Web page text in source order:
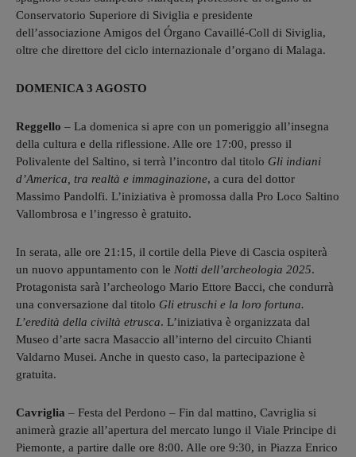
Conservatorio Superiore di Siviglia e presidente
dell’associazione Amigos del Órgano Cavaillé-Coll di Siviglia,
oltre che direttore del ciclo internazionale d’organo di Malaga.
DOMENICA 3 AGOSTO
Reggello – La domenica si apre con un pomeriggio all’insegna
della cultura e della riflessione. Alle ore 17:00, presso il
Polivalente del Saltino, si terrà l’incontro dal titolo Gli indiani
d’America, tra realtà e immaginazione, a cura del dottor
Massimo Pandolfi. L’iniziativa è promossa dalla Pro Loco Saltino
Vallombrosa e l’ingresso è gratuito.
In serata, alle ore 21:15, il cortile della Pieve di Cascia ospiterà
un nuovo appuntamento con le Notti dell’archeologia 2025.
Protagonista sarà l’archeologo Mario Ettore Bacci, che condurrà
una conversazione dal titolo Gli etruschi e la loro fortuna.
L’eredità della civiltà etrusca. L’iniziativa è organizzata dal
Museo d’arte sacra Masaccio all’interno del circuito Chianti
Valdarno Musei. Anche in questo caso, la partecipazione è
gratuita.
Cavriglia – Festa del Perdono – Fin dal mattino, Cavriglia si
animerà grazie all’apertura del mercato lungo il Viale Principe di
Piemonte, a partire dalle ore 8:00. Alle ore 9:30, in Piazza Enrico